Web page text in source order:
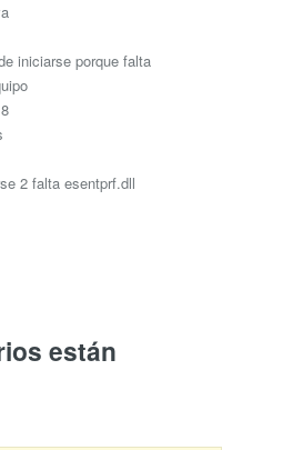
iniciarse porque falta
2 falta esentprf.dll
están